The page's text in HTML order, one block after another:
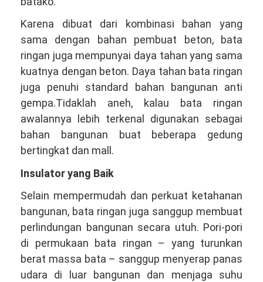
Karena dibuat dari kombinasi bahan yang
sama dengan bahan pembuat beton, bata
ringan juga mempunyai daya tahan yang sama
kuatnya dengan beton. Daya tahan bata ringan
juga penuhi standard bahan bangunan anti
gempa.Tidaklah aneh, kalau bata ringan
awalannya lebih terkenal digunakan sebagai
bahan bangunan buat beberapa gedung
bertingkat dan mall.
Insulator yang Baik
Selain mempermudah dan perkuat ketahanan
bangunan, bata ringan juga sanggup membuat
perlindungan bangunan secara utuh. Pori-pori
di permukaan bata ringan – yang turunkan
berat massa bata – sanggup menyerap panas
udara di luar bangunan dan menjaga suhu